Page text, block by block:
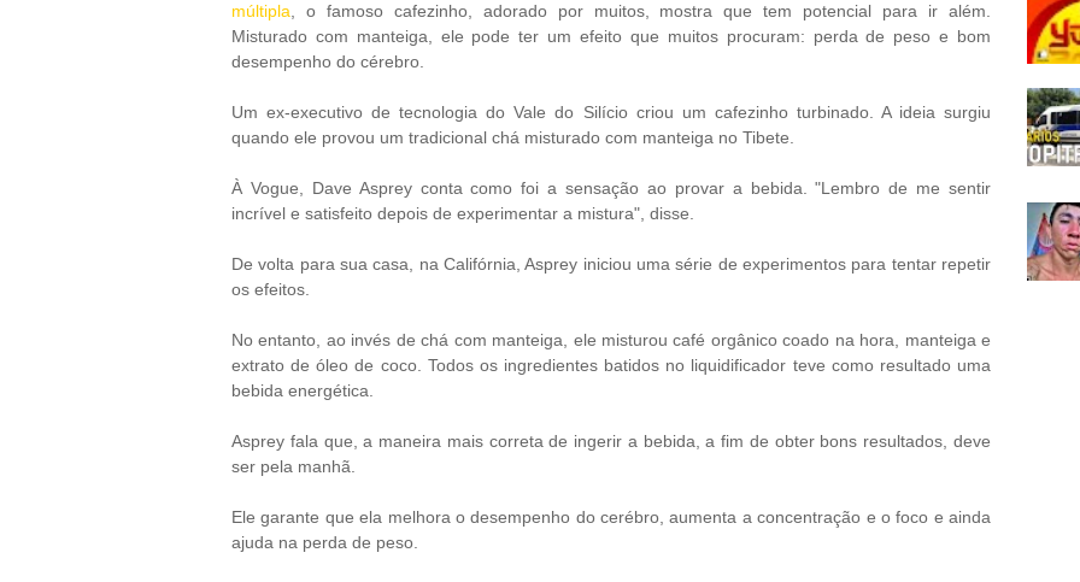
múltipla , o famoso cafezinho, adorado por muitos, mostra que tem potencial para ir além.
Misturado com manteiga, ele pode ter um efeito que muitos procuram: perda de peso e bom
desempenho do cérebro.
Um ex-executivo de tecnologia do Vale do Silício criou um cafezinho turbinado. A ideia surgiu
quando ele provou um tradicional chá misturado com manteiga no Tibete.
À Vogue, Dave Asprey conta como foi a sensação ao provar a bebida. "Lembro de me sentir
incrível e satisfeito depois de experimentar a mistura", disse.
De volta para sua casa, na Califórnia, Asprey iniciou uma série de experimentos para tentar repetir
os efeitos.
No entanto, ao invés de chá com manteiga, ele misturou café orgânico coado na hora, manteiga e
extrato de óleo de coco. Todos os ingredientes batidos no liquidificador teve como resultado uma
bebida energética.
Asprey fala que, a maneira mais correta de ingerir a bebida, a fim de obter bons resultados, deve
ser pela manhã.
Ele garante que ela melhora o desempenho do cerébro, aumenta a concentração e o foco e ainda
ajuda na perda de peso.